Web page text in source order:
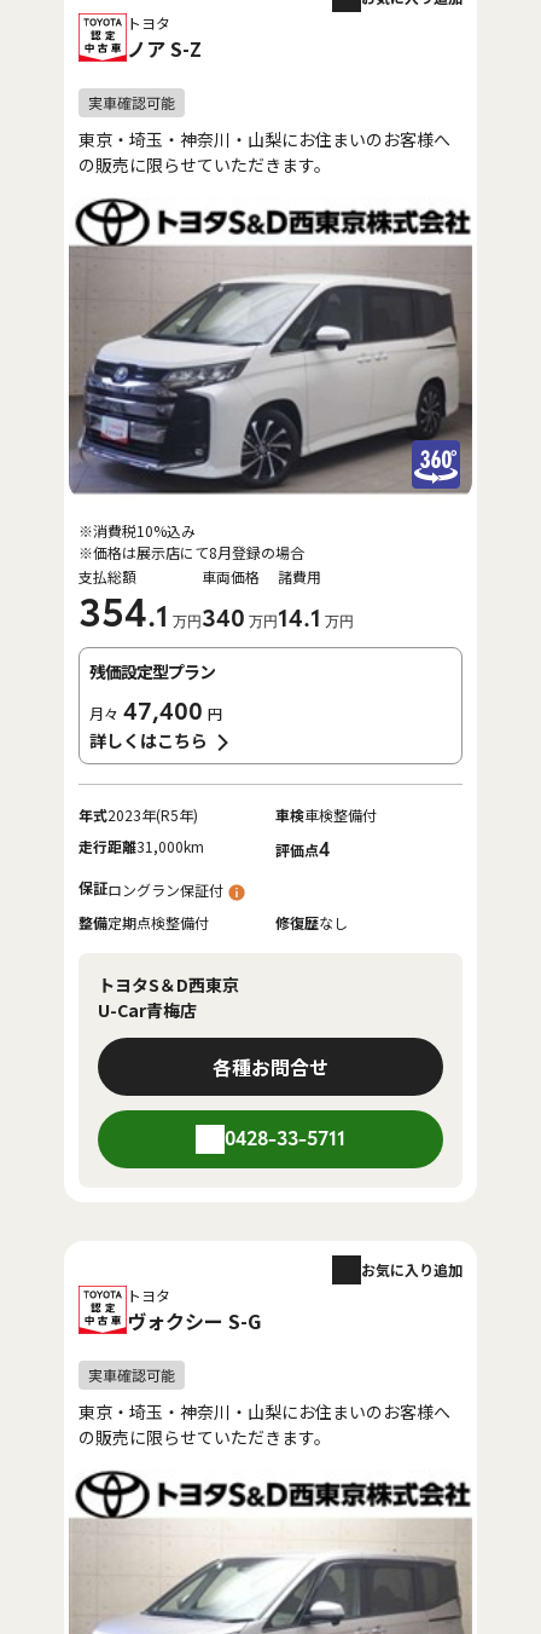
トヨタ
ノア S-Z
東京・埼玉・神奈川・山梨にお住まいのお客様へ
の販売に限らせていただきます。
支払総額
354.1 万円
車両価格
340 万円
諸費用
14.1 万円
※消費税10%込み
※価格は展示店にて8月登録の場合
残価設定型プラン
月々 47,400 円
詳しくはこちら
年式2023年(R5年) 車検車検整備付
走行距離31,000km 評価点4
保証ロングラン保証付
整備定期点検整備付 修復歴なし
トヨタS＆D西東京
U-Car青梅店
各種お問合せ
0428-33-5711
トヨタ
ヴォクシー S-G
お気に入り追加
東京・埼玉・神奈川・山梨にお住まいのお客様へ
の販売に限らせていただきます。